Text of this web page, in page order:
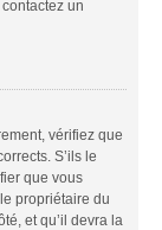
un
vérifiez que
S’ils le
que vous
propriétaire du
et qu’il devra la